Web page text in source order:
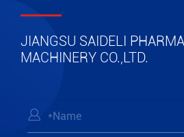
JIANGSU SAIDELI
MACHINERY CO.,LTD.
